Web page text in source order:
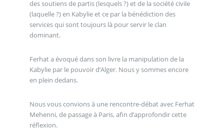
des soutiens de partis (lesquels ?) et de la société civile
(laquelle ?) en Kabylie et ce par la bénédiction des
services qui sont toujours là pour servir le clan
dominant.
Ferhat a évoqué dans son livre la manipulation de la
Kabylie par le pouvoir d’Alger. Nous y sommes encore
en plein dedans.
Nous vous convions à une rencontre-débat avec Ferhat
Mehenni, de passage à Paris, afin d’approfondir cette
réflexion.